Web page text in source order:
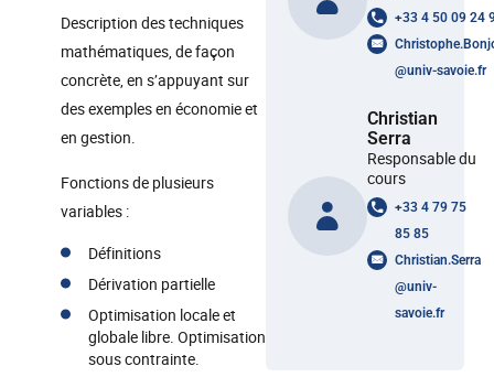
Description des techniques
mathématiques, de façon
concrète, en s’appuyant sur
des exemples en économie et
en gestion.
Fonctions de plusieurs
variables :
Définitions
Dérivation partielle
Optimisation locale et
globale libre. Optimisation
sous contrainte.
+33 4 50 09 24
@univ-savoie.fr
Christian
Serra
Responsable du
cours
+33 4 79 75
85 85
Christian.Serra
@univ-
savoie.fr